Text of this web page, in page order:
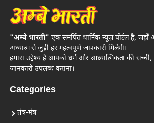
"अम्बे भारती" एक समर्पित धार्मिक न्यूज़ पोर्टल है,
अध्यात्म से जुड़ी हर महत्वपूर्ण जानकारी मिलेगी।
हमारा उद्देश्य है आपको धर्म और आध्यात्मिकता की
जानकारी उपलब्ध कराना।
Categories
तंत्र-मंत्र